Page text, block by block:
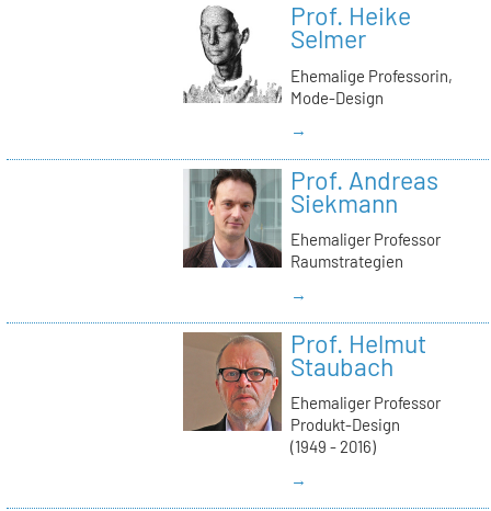
Prof. Heike
Selmer
Ehemalige Professorin,
Mode-Design
→
Prof. Andreas
Siekmann
Ehemaliger Professor
Raumstrategien
→
Prof. Helmut
Staubach
Ehemaliger Professor
Produkt-Design
(1949 - 2016)
→